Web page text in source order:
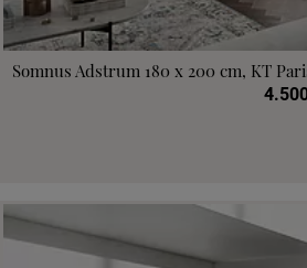
Somnus Adstrum 180 x 200 cm, KT